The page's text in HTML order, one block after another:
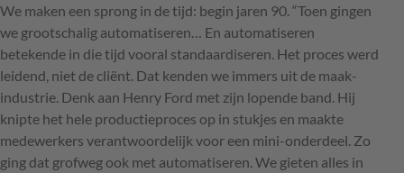
We maken een sprong in de tijd: begin jaren 90. “Toen gingen
we grootschalig automatiseren… En automatiseren
betekende in die tijd vooral standaardiseren. Het proces werd
leidend, niet de cliënt. Dat kenden we immers uit de maak-
industrie. Denk aan Henry Ford met zijn lopende band. Hij
knipte het hele productieproces op in stukjes en maakte
medewerkers verantwoordelijk voor een mini-onderdeel. Zo
ging dat grofweg ook met automatiseren. We gieten alles in